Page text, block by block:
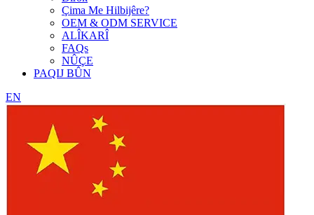
Çima Me Hilbijêre?
OEM & ODM SERVICE
ALÎKARÎ
FAQs
NÛÇE
PAQIJ BÛN
EN